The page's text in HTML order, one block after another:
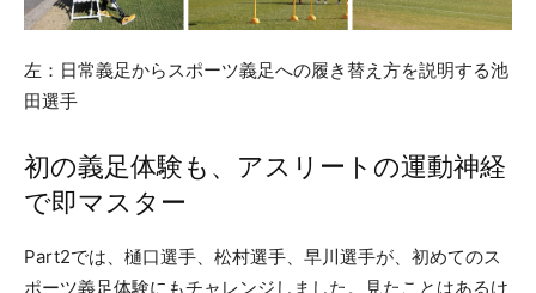
左：日常義足からスポーツ義足への履き替え方を説明する池
田選手
初の義足体験も、アスリートの運動神経
で即マスター
Part2では、樋口選手、松村選手、早川選手が、初めてのス
ポーツ義足体験にもチャレンジしました。見たことはあるけ